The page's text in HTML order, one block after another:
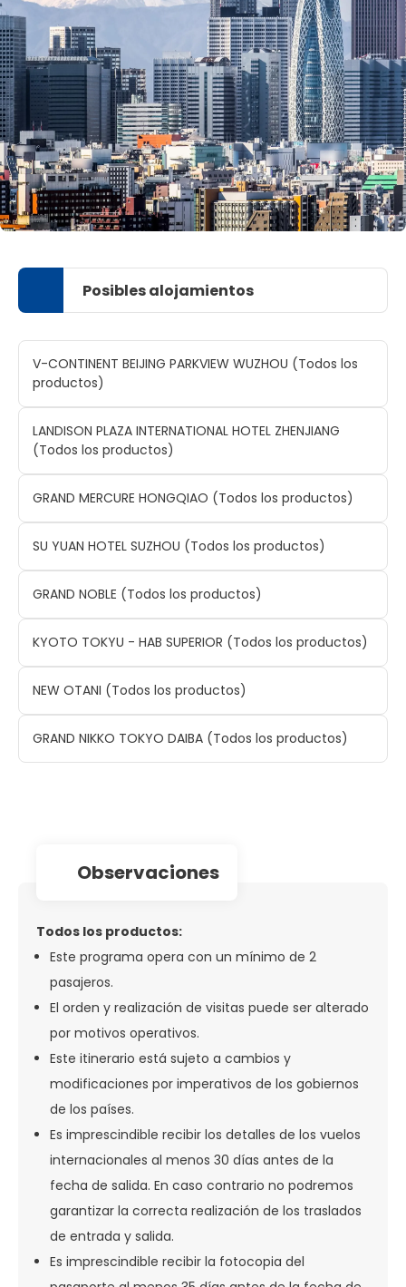
Posibles alojamientos
V-CONTINENT BEIJING PARKVIEW WUZHOU (Todos los
productos)
LANDISON PLAZA INTERNATIONAL HOTEL ZHENJIANG
(Todos los productos)
GRAND MERCURE HONGQIAO (Todos los productos)
SU YUAN HOTEL SUZHOU (Todos los productos)
GRAND NOBLE (Todos los productos)
KYOTO TOKYU - HAB SUPERIOR (Todos los productos)
NEW OTANI (Todos los productos)
GRAND NIKKO TOKYO DAIBA (Todos los productos)
observaciones
Todos los productos:
Este programa opera con un mínimo de 2
pasajeros.
El orden y realización de visitas puede ser alterado
por motivos operativos.
Este itinerario está sujeto a cambios y
modificaciones por imperativos de los gobiernos
de los países.
Es imprescindible recibir los detalles de los vuelos
internacionales al menos 30 días antes de la
fecha de salida. En caso contrario no podremos
garantizar la correcta realización de los traslados
de entrada y salida.
Es imprescindible recibir la fotocopia del